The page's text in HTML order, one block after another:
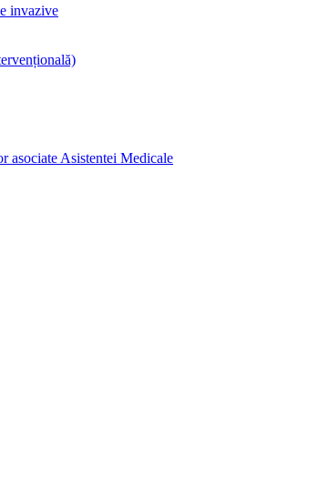
invazive
Asistentei Medicale